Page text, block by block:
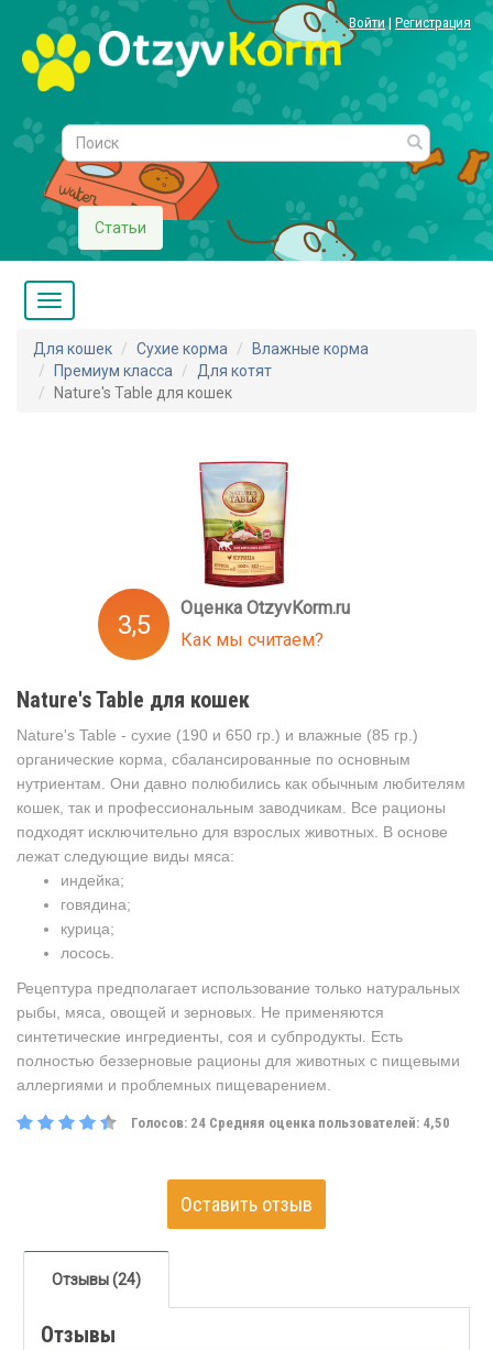
Войти| Регистрация
Статьи
Для кошек Сухие корма
Влажные корма
Премиум класса
Для котят
Nature's Table для кошек
3,5
Оценка OtzyvKorm.ru
Как мы считаем?
Nature's Table для кошек
Nature's Table - сухие (190 и 650 гр.) и влажные (85 гр.)
органические корма, сбалансированные по основным
нутриентам. Они давно полюбились как обычным любителям
кошек, так и профессиональным заводчикам. Все рационы
подходят исключительно для взрослых животных. В основе
лежат следующие виды мяса:
индейка;
говядина;
курица;
лосось.
Рецептура предполагает использование только натуральных
рыбы, мяса, овощей и зерновых. Не применяются
синтетические ингредиенты, соя и субпродукты. Есть
полностью беззерновые рационы для животных с пищевыми
аллергиями и проблемных пищеварением.
Голосов: 24 Средняя оценка пользователей: 4,50
Оставить отзыв
Отзывы (24)
Отзывы